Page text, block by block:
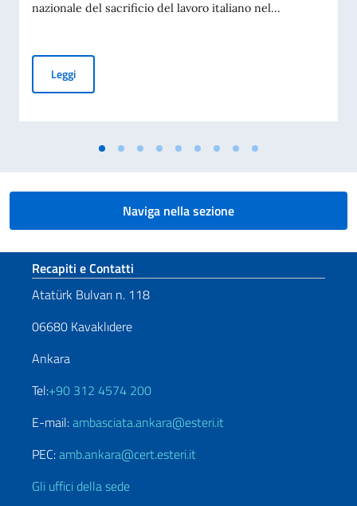
nazionale del sacrificio del lavoro italiano nel...
LeggiMESSAGGIO DEL VICE PRESIDENTE DEL CONSIGLIO DEI
Naviga nella sezione
Sezione footer
Recapiti e Contatti
Atatürk Bulvarı n. 118
06680 Kavaklıdere
Ankara
Tel:+90 312 4574 200
E-mail:ambasciata.ankara@esteri.it
PEC:amb.ankara@cert.esteri.it
Gli uffici della sede